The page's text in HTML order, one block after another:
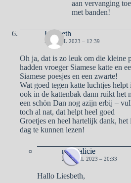
aan vervanging
met banden!
Liesbeth
21 APRIL 2023 – 12:39
Oh ja, dat is zo leuk om die kleine
hadden vroeger Siamese katte en
Siamese poesjes en een zwarte!
Wat goed tegen katte luchtjes helpt
ook in de kattenbak dann ruikt het
een schön Dan nog azijn erbij –
toch al nat, dat helpt heel goed
Groetjes en heel hartelijk dank,
dag te kunnen lezen!
naargalicie
21 APRIL 2023 – 20:33
Hallo Liesbeth,